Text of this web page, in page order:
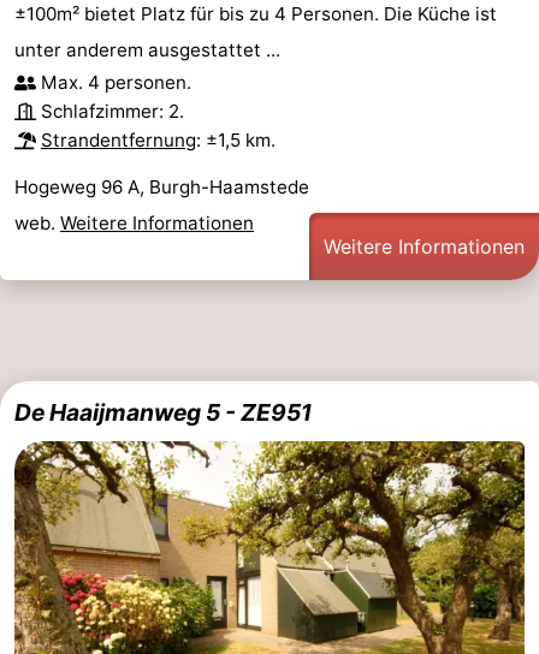
±100m² bietet Platz für bis zu 4 Personen. Die Küche ist
unter anderem ausgestattet ...
Max. 4 personen.
Schlafzimmer: 2.
Strandentfernung: ±1,5 km.
Hogeweg 96 A, Burgh-Haamstede
web. Weitere Informationen
Weitere Informationen
De Haaijmanweg 5 - ZE951